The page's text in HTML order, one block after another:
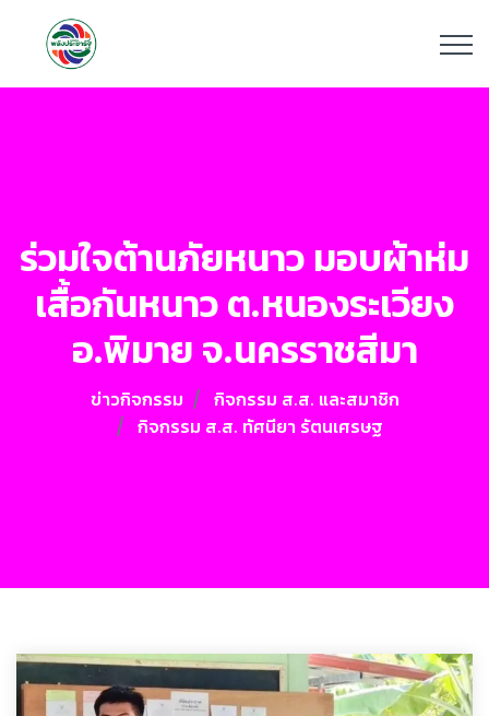
ร่วมใจต้านภัยหนาว มอบผ้าห่ม
เสื้อกันหนาว ต.หนองระเวียง
อ.พิมาย จ.นครราชสีมา
ข่าวกิจกรรม
กิจกรรม ส.ส. และสมาชิก
กิจกรรม ส.ส. ทัศนียา รัตนเศรษฐ